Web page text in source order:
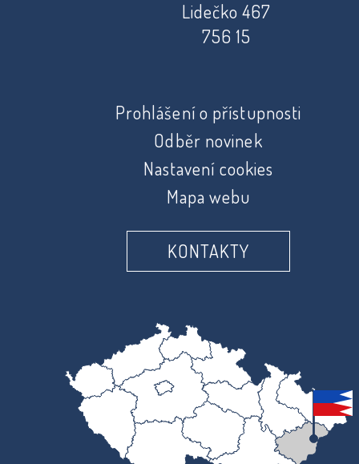
Lidečko 467
756 15
Prohlášení o přístupnosti
Odběr novinek
Nastavení cookies
Mapa webu
KONTAKTY